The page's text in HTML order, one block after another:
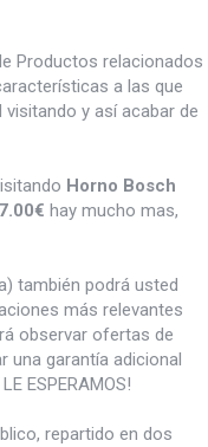
Productos relacionados
a las que
y así acabar de
Horno Bosch
hay mucho mas,
también podrá usted
más relevantes
observar ofertas de
garantía adicional
ESPERAMOS!
repartido en dos